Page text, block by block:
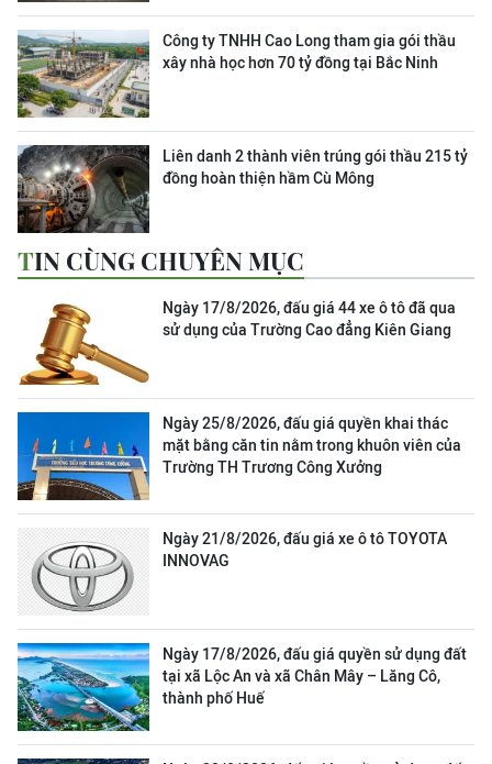
Công ty TNHH Cao Long tham gia gói thầu
xây nhà học hơn 70 tỷ đồng tại Bắc Ninh
Liên danh 2 thành viên trúng gói thầu 215 tỷ
đồng hoàn thiện hầm Cù Mông
TIN CÙNG CHUYÊN MỤC
Ngày 17/8/2026, đấu giá 44 xe ô tô đã qua
sử dụng của Trường Cao đẳng Kiên Giang
Ngày 25/8/2026, đấu giá quyền khai thác
mặt bằng căn tin nằm trong khuôn viên của
Trường TH Trương Công Xưởng
Ngày 21/8/2026, đấu giá xe ô tô TOYOTA
INNOVAG
Ngày 17/8/2026, đấu giá quyền sử dụng đất
tại xã Lộc An và xã Chân Mây – Lăng Cô,
thành phố Huế